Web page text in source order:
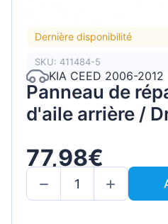
Dernière disponibilité
SKU: 411484-5
KIA CEED 2006-2012
Panneau de
d'aile arrière /
77,98€